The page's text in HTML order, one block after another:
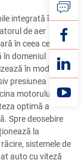
integrată în
de aer
în ceea ce
domeniul
în mod
presiunea
motorului și
optimă a
Spre deosebire
la
sistemele de
auto cu viteză